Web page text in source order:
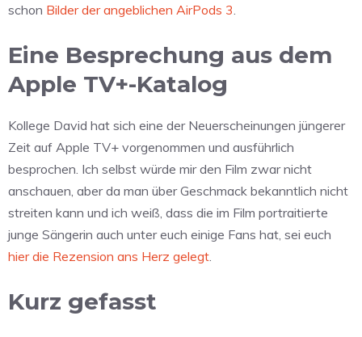
schon Bilder der angeblichen AirPods 3
Eine Besprechung aus dem
Apple TV+-Katalog
Kollege David hat sich eine der Neuerscheinungen jüngerer
Zeit auf Apple TV+ vorgenommen und ausführlich
besprochen. Ich selbst würde mir den Film zwar nicht
anschauen, aber da man über Geschmack bekanntlich nicht
streiten kann und ich weiß, dass die im Film portraitierte
junge Sängerin auch unter euch einige Fans hat, sei euch
hier die Rezension ans Herz gelegt
Kurz gefasst